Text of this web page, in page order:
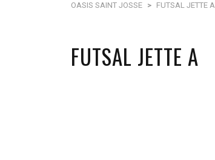
OASIS SAINT JOSSE > FUTSAL JETTE A
FUTSAL JETTE A